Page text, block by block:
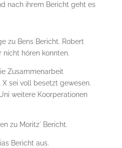
nach ihrem Bericht geht es
zu Bens Bericht. Robert
nicht hören konnten.
Zusammenarbeit
sei voll besetzt gewesen.
weitere Koorperationen
zu Moritz´ Bericht.
Bericht aus.